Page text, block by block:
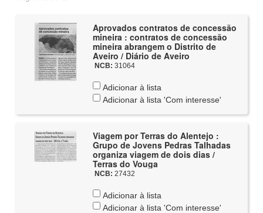
Aprovados contratos de concessão
mineira : contratos de concessão
mineira abrangem o Distrito de
Aveiro / Diário de Aveiro
NCB: 31064
Adicionar à lista
Adicionar à lista 'Com interesse'
Viagem por Terras do Alentejo :
Grupo de Jovens Pedras Talhadas
organiza viagem de dois dias /
Terras do Vouga
NCB: 27432
Adicionar à lista
Adicionar à lista 'Com interesse'